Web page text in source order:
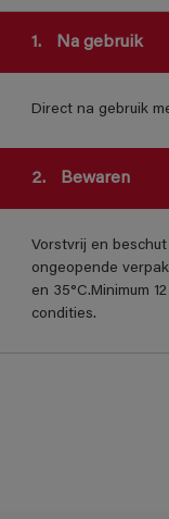
1. Na gebruik
Direct na gebruik
2. Bewaren
Vorstvrij en
ongeopende
en 35°C.Minimum
condities.